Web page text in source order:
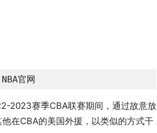
官网
2023赛季CBA联赛期间，通过故意放
在CBA的美国外援，以类似的方式干